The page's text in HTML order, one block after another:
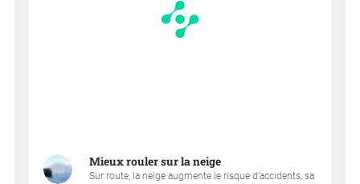
Mieux rouler sur la neige
Sur route, la neige augmente le risque d’accidents, sa